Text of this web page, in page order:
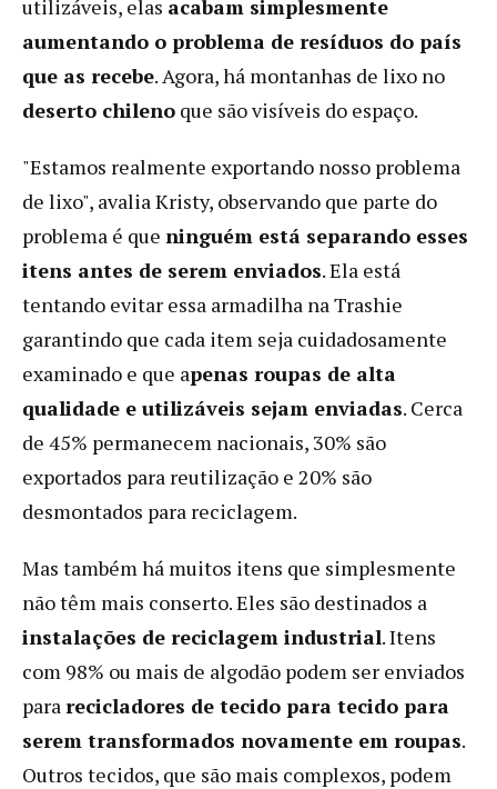
utilizáveis, elas acabam simplesmente
aumentando o problema de resíduos do país
que as recebe. Agora, há montanhas de lixo no
deserto chileno que são visíveis do espaço.
"Estamos realmente exportando nosso problema
de lixo", avalia Kristy, observando que parte do
problema é que ninguém está separando esses
itens antes de serem enviados. Ela está
tentando evitar essa armadilha na Trashie
garantindo que cada item seja cuidadosamente
examinado e que apenas roupas de alta
qualidade e utilizáveis ​​sejam enviadas. Cerca
de 45% permanecem nacionais, 30% são
exportados para reutilização e 20% são
desmontados para reciclagem.
Mas também há muitos itens que simplesmente
não têm mais conserto. Eles são destinados a
instalações de reciclagem industrial. Itens
com 98% ou mais de algodão podem ser enviados
pararecicladores de tecido para tecido para
serem transformados novamente em roupas.
Outros tecidos, que são mais complexos, podem